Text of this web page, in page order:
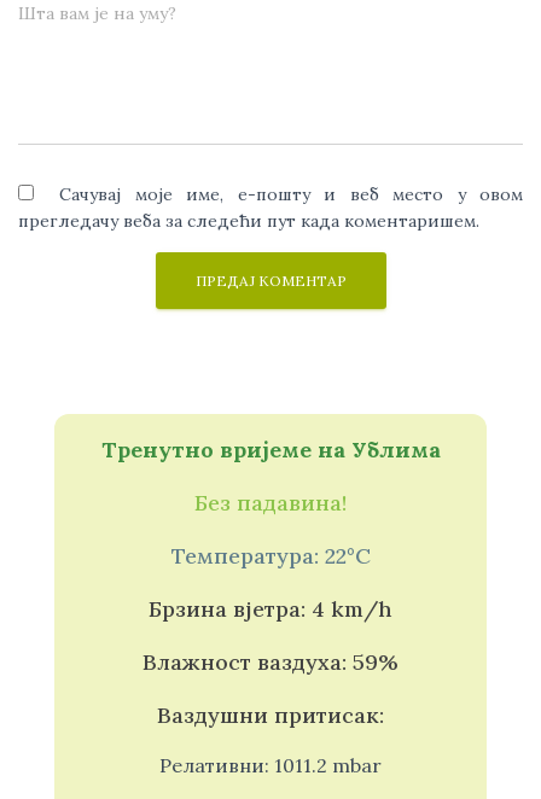
Шта вам је на уму?
Сачувај моје име, е-пошту и веб место у овом
прегледачу веба за следећи пут када коментаришем.
Тренутно вријеме на Ублима
Без падавина!
Температура: 22°C
Брзина вјетра: 4 km/h
Влажност ваздуха: 59%
Ваздушни притисак:
Релативни: 1011.2 mbar